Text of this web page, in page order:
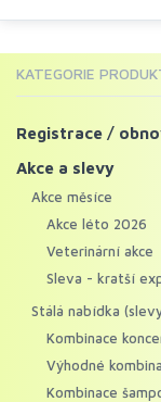
KATEGORIE
Registrace /
Akce a slevy
Akce měsíce
Akce léto 2026
Veterinární akce
Sleva - kratší
Stálá nabídka
Kombinace
Výhodné
Kombinace